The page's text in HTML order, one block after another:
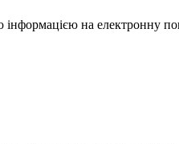
інформацією на електронну